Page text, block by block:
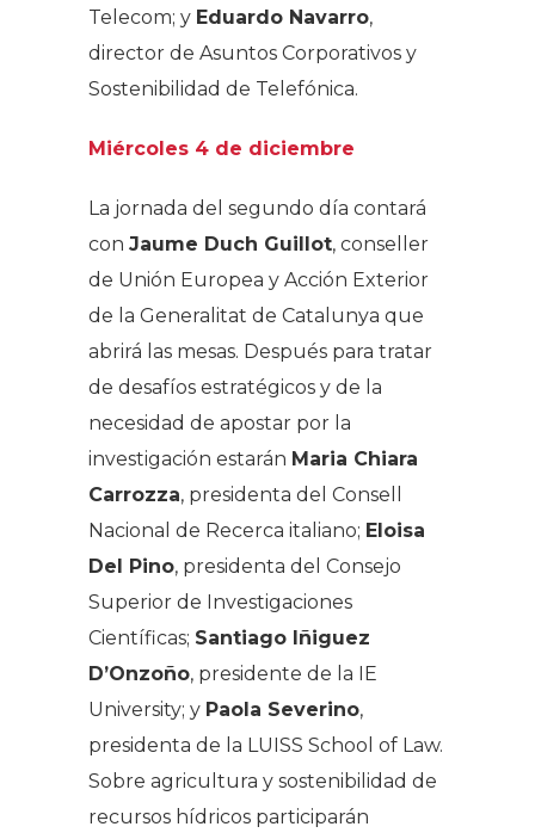
Telecom; y Eduardo Navarro,
director de Asuntos Corporativos y
Sostenibilidad de Telefónica.
Miércoles 4 de diciembre
La jornada del segundo día contará
con Jaume Duch Guillot, conseller
de Unión Europea y Acción Exterior
de la Generalitat de Catalunya que
abrirá las mesas. Después para tratar
de desafíos estratégicos y de la
necesidad de apostar por la
investigación estarán Maria Chiara
Carrozza, presidenta del Consell
Nacional de Recerca italiano; Eloisa
Del Pino, presidenta del Consejo
Superior de Investigaciones
Científicas; Santiago Iñiguez
D’Onzoño, presidente de la IE
University; y Paola Severino,
presidenta de la LUISS School of Law.
Sobre agricultura y sostenibilidad de
recursos hídricos participarán